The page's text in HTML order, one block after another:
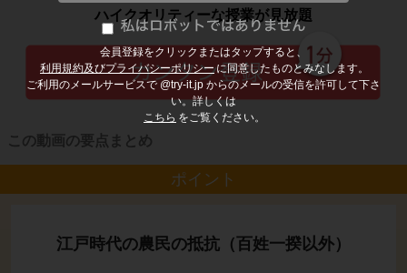
会員登録をクリックまたはタップすると、
利用規約及びプライバシーポリシー に同意したものとみなします。
ご利用のメールサービスで @try-it.jp からのメールの受信を許可して下さ
い。詳しくは
こちら をご覧ください。
ハイクオリティーな授業が見放題
この動画の要点まとめ
ポイント
江戸時代の農民の抵抗（百姓一揆以外）